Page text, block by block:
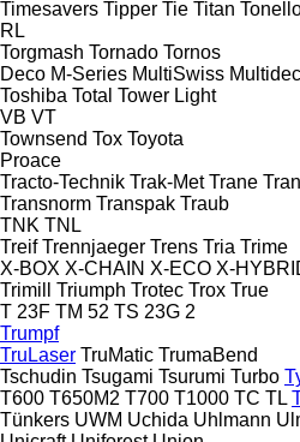
Timesavers Tipper Tie Titan
RL
Torgmash Tornado Tornos
Deco M-Series MultiSwiss
Toshiba Total Tower Light
VB VT
Townsend Tox Toyota
Proace
Tracto-Technik Trak-Met Trane
Transnorm Transpak Traub
TNK TNL
Treif Trennjaeger Trens Tria Trime
X-BOX X-CHAIN X-ECO X-
Trimill
Triumph Trotec Trox True
T 23F TM 52 TS 23G 2
Trumpf
TruLaser TruMatic TrumaBend
Tschudin Tsugami Tsurumi Turbo
T600 T650M2 T700 T1000 TC TL
Tünkers UWM Uchida Uhlmann